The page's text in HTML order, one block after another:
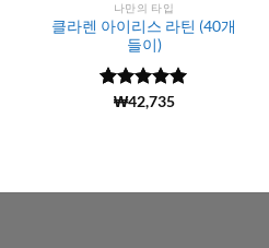
나만의 타입
클라렌 아이리스 라틴 (40개
들이)
5 중에서
(150)
₩42,735